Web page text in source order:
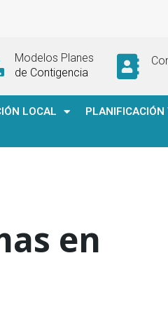
Modelos Planes
de Contigencia
LOCAL PLANIFICACIÓN
en